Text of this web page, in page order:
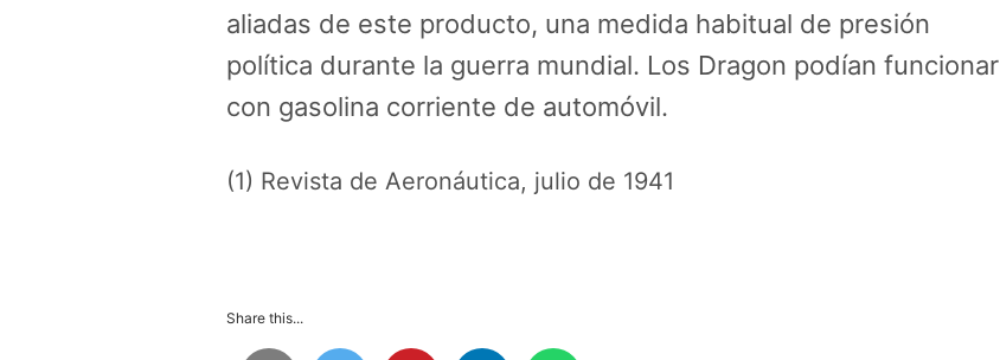
aliadas de este producto, una medida habitual de presión
política durante la guerra mundial. Los Dragon podían funcionar
con gasolina corriente de automóvil.
(1) Revista de Aeronáutica, julio de 1941
Share this...